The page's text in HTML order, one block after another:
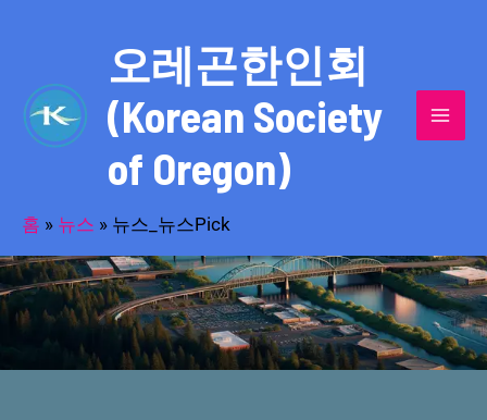
오레곤한인회
(Korean Society
of Oregon)
홈 » 뉴스 » 뉴스_뉴스Pick
반세기의 세월을 품고 동포사회를 섬겨온
오레곤한인회!